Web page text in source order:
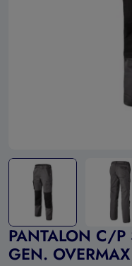
Ouvrir le média 0 en
PANTALON C/P
GEN.